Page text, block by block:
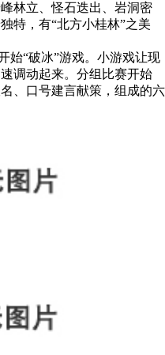
林立、怪石迭出、岩洞密
特，有“北方小桂林”之美
“破冰”游戏。小游戏让现
调动起来。分组比赛开始
、口号建言献策，组成的六